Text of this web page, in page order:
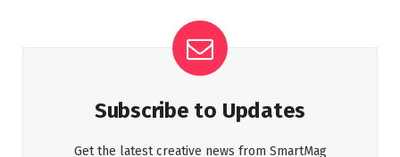
Subscribe to Updates
Get the latest creative news from SmartMag